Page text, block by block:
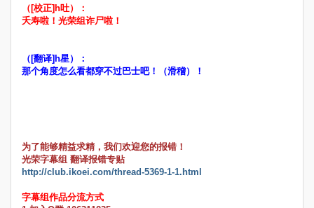
（[校正]h吐）：
夭寿啦！光荣组诈尸啦！
（[翻译]h星）：
那个角度怎么看都穿不过巴士吧！（滑稽）！
为了能够精益求精，我们欢迎您的报错！
光荣字幕组 翻译报错专贴
http://club.ikoei.com/thread-5369-1-1.html
字幕组作品分流方式